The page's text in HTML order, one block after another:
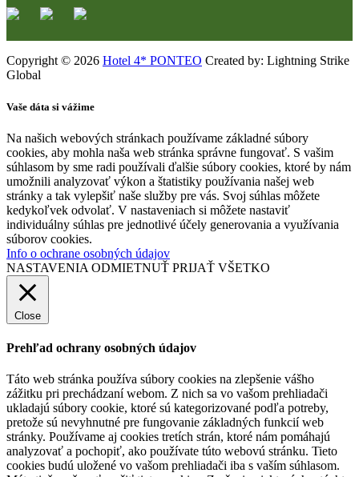
Copyright © 2026 Hotel 4* PONTEO Created by: Lightning Strike
Global
Vaše dáta si vážime
Na našich webových stránkach používame základné súbory
cookies, aby mohla naša web stránka správne fungovať. S vašim
súhlasom by sme radi používali ďalšie súbory cookies, ktoré by nám
umožnili analyzovať výkon a štatistiky používania našej web
stránky a tak vylepšiť naše služby pre vás. Svoj súhlas môžete
kedykoľvek odvolať. V nastaveniach si môžete nastaviť
individuálny súhlas pre jednotlivé účely generovania a využívania
súborov cookies.
Info o ochrane osobných údajov
NASTAVENIA ODMIETNUŤ PRIJAŤ VŠETKO
Close
Prehľad ochrany osobných údajov
Táto web stránka používa súbory cookies na zlepšenie vášho
zážitku pri prechádzaní webom. Z nich sa vo vašom prehliadači
ukladajú súbory cookie, ktoré sú kategorizované podľa potreby,
pretože sú nevyhnutné pre fungovanie základných funkcií web
stránky. Používame aj cookies tretích strán, ktoré nám pomáhajú
analyzovať a pochopiť, ako používate túto webovú stránku. Tieto
cookies budú uložené vo vašom prehliadači iba s vaším súhlasom.